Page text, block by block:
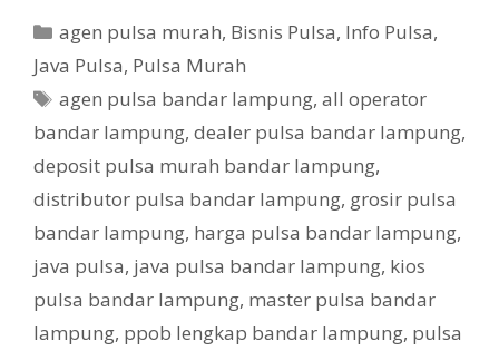
e
b
o
o
k
itt
er
K
a
e
g
o
r
i
agen pulsa murah, Bisnis Pulsa, Info Pulsa,
Java Pulsa, Pulsa Murah
T
a
agen pulsa bandar lampung,all operator
bandar lampung, dealer pulsa bandar lampung,
deposit pulsa murah bandar lampung,
distributor pulsa bandar lampung, grosir pulsa
bandar lampung, harga pulsa bandar lampung,
java pulsa, java pulsa bandar lampung, kios
pulsa bandar lampung, master pulsa bandar
lampung, ppob lengkap bandar lampung, pulsa